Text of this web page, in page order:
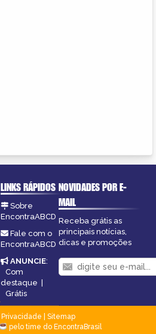
LINKS RÁPIDOS
Sobre
EncontraABCD
Fale com o
EncontraABCD
ANUNCIE:
Com
destaque
Grátis
NOVIDADES POR E-
MAIL
Receba grátis as
principais notícias,
dicas e promoções
Privacidade
Sitemap
pelo time do EncontraBrasil